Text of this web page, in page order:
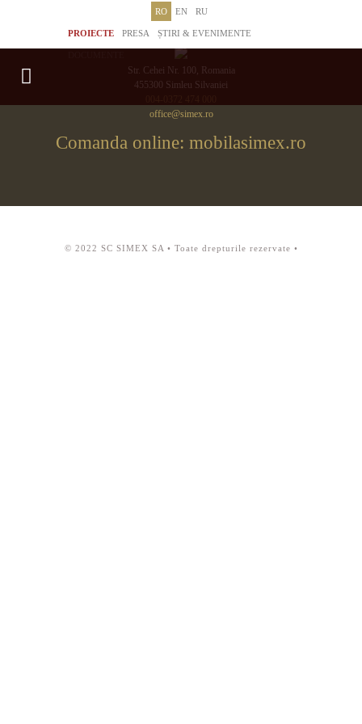
RO EN RU
PROIECTE PRESA ȘTIRI & EVENIMENTE
Str. Cehei Nr. 100, Romania
455300 Simleu Silvaniei
office@simex.ro
Comanda online: mobilasimex.ro
© 2022 SC SIMEX SA • Toate drepturile rezervate •